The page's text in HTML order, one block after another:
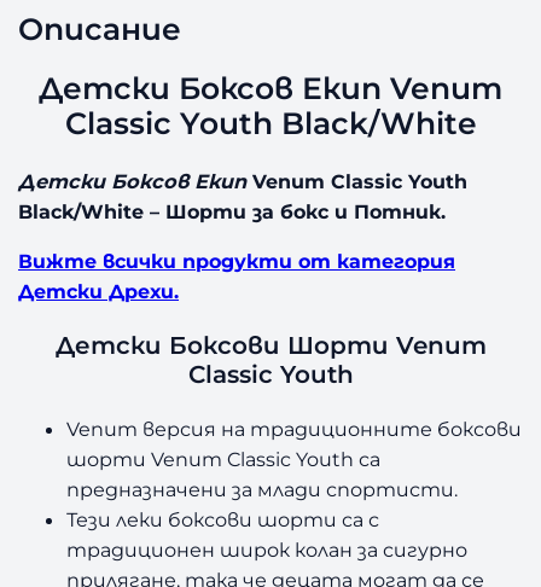
Описание
Детски Боксов Екип Venum
Classic Youth Black/White
Детски Боксов ЕкипVenum Classic Youth
Black/White – Шорти за бокс и Потник.
Вижте всички продукти от категория
Детски Дрехи.
Детски Боксови Шорти Venum
Classic Youth
Venum версия на традиционните боксови
шорти Venum Classic Youth са
предназначени за млади спортисти.
Тези леки боксови шорти са с
традиционен широк колан за сигурно
прилягане, така че децата могат да се